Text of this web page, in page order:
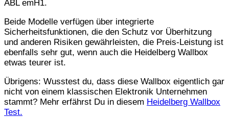
ABL emH1.
Beide Modelle verfügen über integrierte
Sicherheitsfunktionen, die den Schutz vor Überhitzung
und anderen Risiken gewährleisten, die Preis-Leistung ist
ebenfalls sehr gut, wenn auch die Heidelberg Wallbox
etwas teurer ist.
Übrigens: Wusstest du, dass diese Wallbox eigentlich gar
nicht von einem klassischen Elektronik Unternehmen
stammt? Mehr erfährst Du in diesem Heidelberg Wallbox
Test.